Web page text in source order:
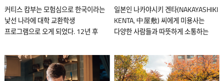
커티스 캄부는 모험심으로 한국이라는
낯선 나라에 대학 교환학생
프로그램으로 오게 되었다. 12년 후
운영하고, 한국의 유명 뮤지션 박지하와
결혼하여, 중고 레코드 가게 두 곳을
운영하게 될 줄은 꿈에도 몰랐다. 서울
일본인 나카야시키 겐타(NAKAYASHIKI
KENTA, 中屋敷) 씨에게 미용사는
다양한 사람들과 따뜻하게 소통하는
이제 6년 조금 지났지만, 이 나라에서
인연을 맺은 사람들과 오래도록 같이
나이 들어가길 꿈꾼다. 나카야시키 겐타